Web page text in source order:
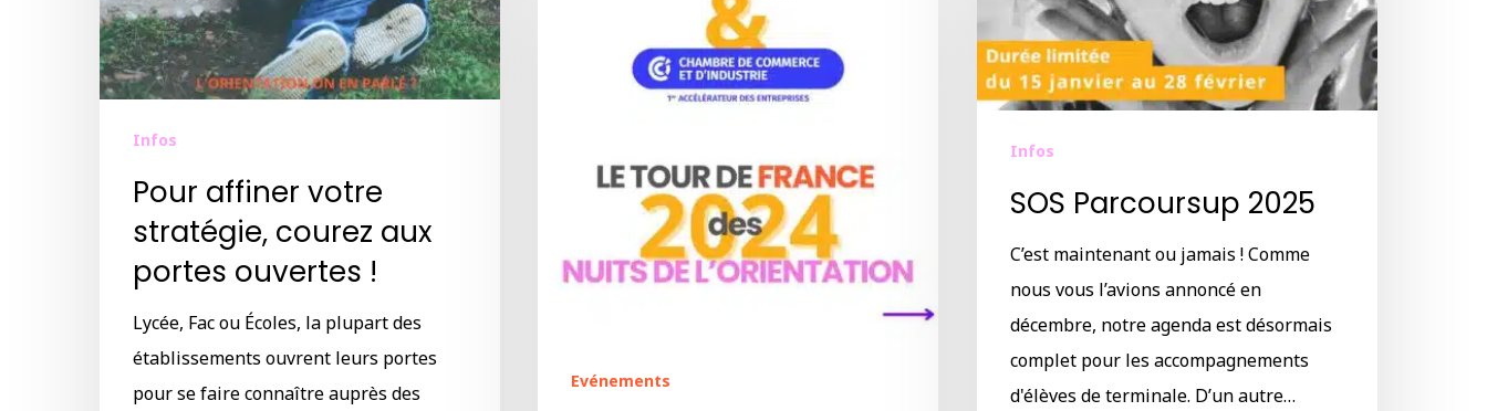
Infos
Pour affiner votre
stratégie, courez aux
portes ouvertes !
Lycée, Fac ou Écoles, la plupart des
établissements ouvrent leurs portes
pour se faire connaître auprès des
Infos
SOS Parcoursup 2025
C’est maintenant ou jamais ! Comme
nous vous l’avions annoncé en
décembre, notre agenda est désormais
complet pour les accompagnements
d'élèves de terminale. D’un autre…
Evénements